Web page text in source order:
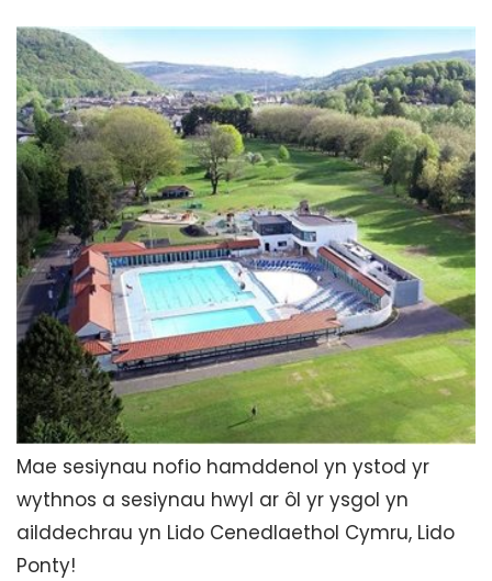
Mae sesiynau nofio hamddenol yn ystod yr
wythnos a sesiynau hwyl ar ôl yr ysgol yn
ailddechrau yn Lido Cenedlaethol Cymru, Lido
Ponty!